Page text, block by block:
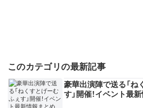
このカテゴリの最新記事
豪華出演陣で送る「ね
す」開催！イベント最